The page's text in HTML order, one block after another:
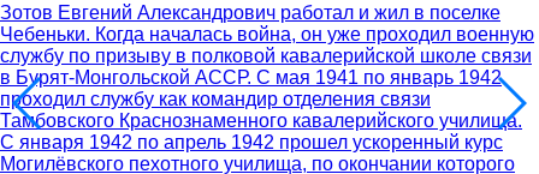
Зотов Евгений Александрович работал и жил в поселке
Чебеньки. Когда началась война, он уже проходил военную
службу по призыву в полковой кавалерийской школе связи
в Бурят-Монгольской АССР. С мая 1941 по январь 1942
проходил службу как командир отделения связи
Тамбовского Краснознаменного кавалерийского училища.
С января 1942 по апрель 1942 прошел ускоренный курс
Могилёвского пехотного училища, по окончании которого